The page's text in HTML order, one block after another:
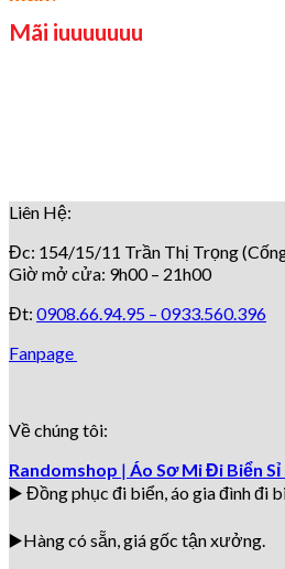
Mãi iuuuuuuu
Liên Hệ:
Đc: 154/15/11 Trần Thị Trọng
Giờ mở cửa: 9h00 – 21h00
Đt: 0908.66.94.95 – 0933.560.396
Fanpage
Về chúng tôi:
Randomshop | Áo Sơ Mi Đi Biển Sỉ
▶️ Đồng phục đi biển , áo gia đình đi
▶️Hàng có sẵn, giá gốc tận xưởng.